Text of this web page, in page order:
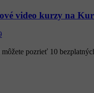
video kurzy na
môžete pozrieť 10